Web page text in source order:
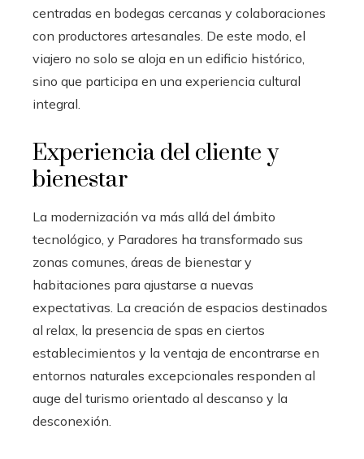
centradas en bodegas cercanas y colaboraciones
con productores artesanales. De este modo, el
viajero no solo se aloja en un edificio histórico,
sino que participa en una experiencia cultural
integral.
Experiencia del cliente y
bienestar
La modernización va más allá del ámbito
tecnológico, y Paradores ha transformado sus
zonas comunes, áreas de bienestar y
habitaciones para ajustarse a nuevas
expectativas. La creación de espacios destinados
al relax, la presencia de spas en ciertos
establecimientos y la ventaja de encontrarse en
entornos naturales excepcionales responden al
auge del turismo orientado al descanso y la
desconexión.